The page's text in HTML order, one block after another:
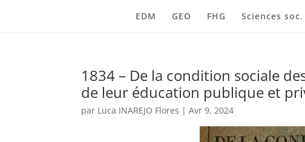
EDM GEO FHG Sciences soc.
1834 – De la condition sociale
de leur éducation publique et
par Luca INAREJO Flores |Avr 9, 2024